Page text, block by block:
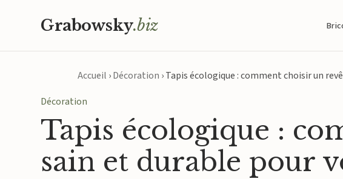
Grabowsky.biz
Accueil ›Décoration ›Tapis écologique : comment choisir un
Décoration
Tapis écologique :
sain et durable pour